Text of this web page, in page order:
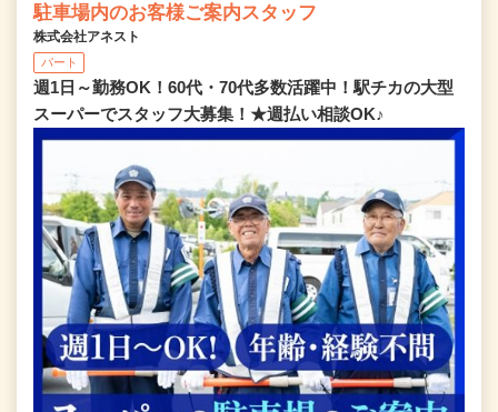
駐車場内のお客様ご案内スタッフ
株式会社アネスト
パート
週1日～勤務OK！60代・70代多数活躍中！駅チカの大型
スーパーでスタッフ大募集！★週払い相談OK♪